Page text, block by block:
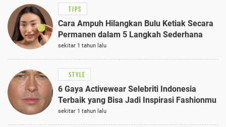
TIPS
Cara Ampuh Hilangkan Bulu Ketiak Secara
Permanen dalam 5 Langkah Sederhana
sekitar 1 tahun lalu
STYLE
6 Gaya Activewear Selebriti Indonesia
Terbaik yang Bisa Jadi Inspirasi Fashionmu
sekitar 1 tahun lalu